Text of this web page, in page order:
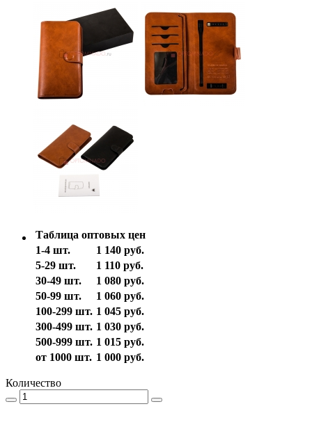
Таблица оптовых цен
1-4 шт.
1 140 руб.
5-29 шт.
1 110 руб.
30-49 шт.
1 080 руб.
50-99 шт.
1 060 руб.
100-299 шт. 1 045 руб.
300-499 шт. 1 030 руб.
500-999 шт. 1 015 руб.
от 1000 шт. 1 000 руб.
Количество